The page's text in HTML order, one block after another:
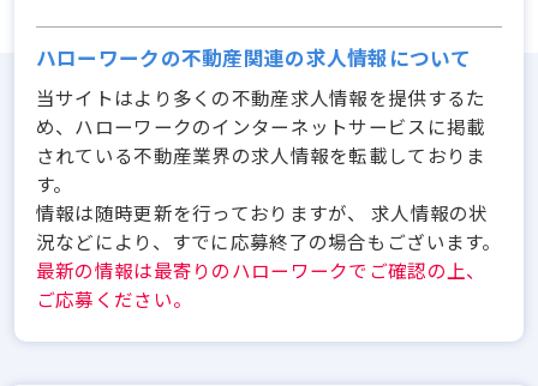
ハローワークの不動産関連の求人情報について
当サイトはより多くの不動産求人情報を提供するた
め、ハローワークのインターネットサービスに掲載
されている不動産業界の求人情報を転載しておりま
す。
情報は随時更新を行っておりますが、 求人情報の状
況などにより、すでに応募終了の場合もございます。
最新の情報は最寄りのハローワークでご確認の上、
ご応募ください。